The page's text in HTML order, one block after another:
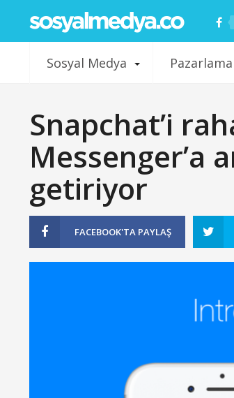
Sosyal Medya Pazarlama
Snapchat’i
Messenger’a
getiriyor
FACEBOOK'TA PAYLAŞ